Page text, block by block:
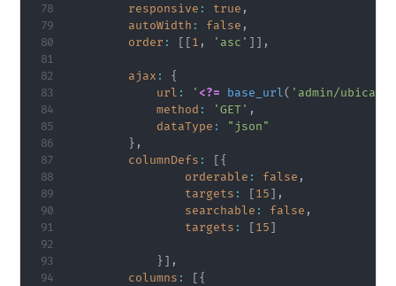
responsive : true ,
autoWidth : false ,
order : [ [1 , 'asc' ] ] ,
ajax :
{
url : ' <?= base_url( 'admin/
method : 'GET' ,
dataType :
"json"
} ,
columnDefs : [{
orderable : false ,
targets : [15] ,
searchable : false ,
targets : [15]
}] ,
columns : [{